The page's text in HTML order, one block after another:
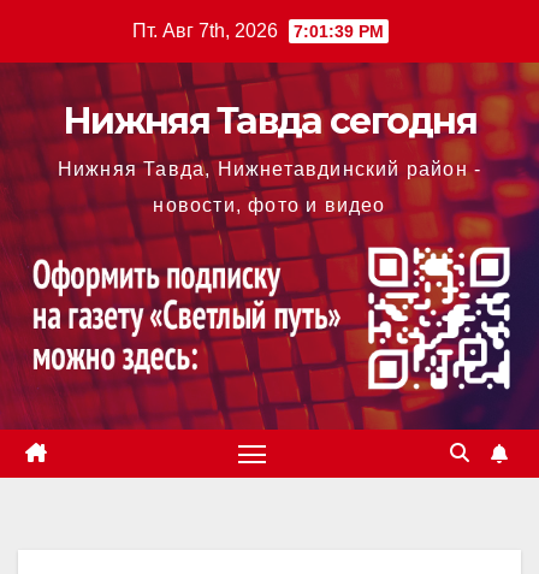
содержимому
Пт. Авг 7th, 2026 7:01:39 PM
Нижняя Тавда сегодня
Нижняя Тавда, Нижнетавдинский район -
новости, фото и видео